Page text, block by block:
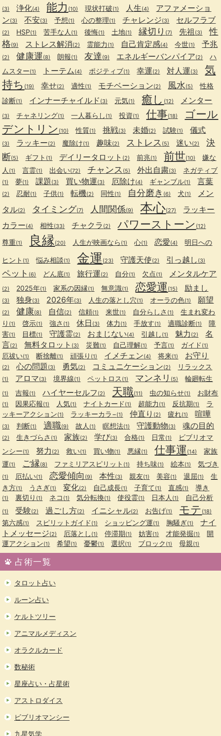
(3) 浄化(4) 能力 (10) 現状打破(1) 人生(4)
アファメーショ
ン(3) 不安(3) 予想(1) 心の整理(1) チャレンジ(3) セルフラブ
(2) HSP(1) 苦手な人 (1) 後悔(1) 土地(1) 縁切り (7) 先祖 (3)
性
格(9) ストレス解消(2) 霊能力 (1) 自己肯定感(4) 今世(1) 予兆
(2) 健康運(8) 朗報(1) 友達 (9) エネルギーバンパイア(2)
ハ
ムスター(1) トーテム(4) ポジティブ(1) 幸運(2) 対人運(3)
気
持ち (19) 幸せ(2) 適性(1) モチベーション(2) 風水(5)
性格
診断(1) インナーチャイルド (3) 元気(1) 癒し (12) メンター
(3) チャネリング(1) 一人暮らし (1) 投資(1) 仕事(18)
ゴール
デントリン (10) 性質(1) 挑戦(3) 未婚(2) 試験(1) 儀式
(3) ラッキー(2) 魔除け(1) 趣味(2) ストレス (5) 迷い(2)
決
断(5) ギフト (1) デイリータロット (2) 前兆(1) 前世(10)
嫌な
人 (1) 言霊(1) 出会い(72) チャンス (5) 外出自粛(3) ネガティブ
(1) 夢(1) 課題(3) 買い物運(3) 厄除け(4) ギャンブル(1) 言葉
(2) 忍耐(1) 子供(1) 転機(2) 同性(1) 自分磨き (6) 犬(1)
メン
タル(2) タイミング(7) 人間関係(9) 本心(27)
ラッキー
カラー(4) 相性(33) チャクラ (2) パワーストーン (12)
尊重(1) 良縁(20) 人生が映画なら (1) 心(1) 恋愛(4) 明日への
ヒント (1) 悩み相談(1) 金運 (23) 守護天使(2) 引っ越し (3)
ペット (6) どん底(1) 旅行運(2) 自分(1) 欠点(1) メンタルケア
(2) 2025年(1) 家系の因縁(1) 無意識(1) 恋愛運 (15) 励まし
(3) 独身(3) 2026年(3) 人生の落とし穴(1) オーラの色(1) 願望
(2) 健康(8) 自信(2) 信頼(1) 来世(1) 自分らしさ (1)
生まれ変わ
り (1) 啓示(1) 強さ (1) 休日 (3) 体力 (1) 手放す(1) 適職診断(1)
障
害(1) 目標(1) 守護霊(2) おまじない(4) 引越し (1) 魅力 (2)
名
言(2) 無料タロット (3) 災難(1) 自己理解(1) 予言(1) ガイド (1)
厄祓い(1) 断捨離(1) 頑張り (1) イメチェン(4) 将来(1) お守り
(2) 心の問題(3) 勇気(2) コミュニケーション(2) リラックス
(1) アロマ(3) 境界線(1) ペットロス (1) マンネリ (5) 輪廻転生
(1) 吉報(1) ハイヤーセルフ (2) 天職(11) 虫の知らせ(1) お財布
(1) 因果応報(1) 人気(1) ナイトカード (1) 超能力 (1) 反抗期(1)
ラ
ッキーアクション(1) ラッキーカラ−(1) 仲直り (2) 疲れ(1) 喧嘩
(3) 判断(1) 適職(9) 故人 (1) 瞑想法(1) 守護動物(3) 魂の目的
(2) 生きづらさ (1) 家族(2) 学び(3) 合格(1) 日常 (1)
ビブリオマ
ンシー(1) 努力 (2) 救い(1) 買い物(1) 悪縁(1) 仕事運 (14)
家族
運(1) ご縁(8) ファミリアスピリット (1) 持ち味(1) 絵本(1) 気づき
(1) 厄払い(1) 恋愛傾向 (9) 本性(3) 親友(1) 美容(1) 退屈(1)
生
き方(1) うさぎ(1) 変化(2) 自己成長(1) 子育て(1) 直感(1) 導き
(1) 裏切り (1) ネコ (1) 気分転換(1) 使役霊(1) 日本人 (1) 自己分析
(1) 受験(2) 過ごし方(2) イニシャル(2) お告げ(1) モテ (18)
第六感(1) スピリットガイド (1) ショッピング運(1) 胸騒ぎ(1)
ナイ
トメッセージ(2) 厄落とし (1) 停滞期(1) 妨害(1) 才能発掘(1)
開
運アクション(1) 希望(1) 憂鬱(1) 選択(1) ブロック (1) 母親(1)
占術一覧
タロット占い
ルーン占い
ケルトツリー
アニマルメディスン
オラクルカード
数秘術
星座占い・占星術
アストロダイス
ビブリオマンシー
九星気学